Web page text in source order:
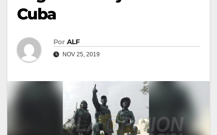
Cuba
Por ALF
NOV 25, 2019